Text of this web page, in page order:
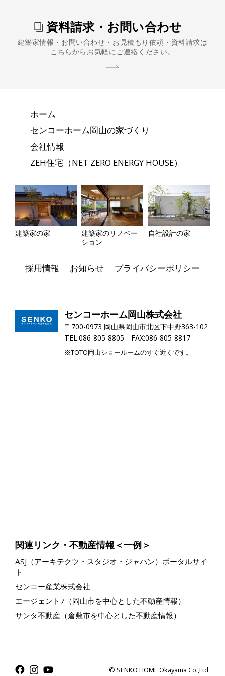
資料請求・お問い合わせ
建築家情報・お問い合わせ・お見積もり依頼・資料請求は
こちらからお気軽にご連絡ください。
ホーム
センコーホーム岡山の家づくり
会社情報
ZEH住宅（NET ZERO ENERGY HOUSE）
建築家の家
建築家のリノベー
ション
自社設計の家
採用情報 お知らせ プライバシーポリシー
センコーホーム岡山株式会社
〒700-0973 岡山県岡山市北区下中野363-102
TEL:086-805-8805 FAX:086-805-8817
※TOTO岡山ショールームのすぐ近くです。
関連リンク・不動産情報＜一例＞
ASJ（アーキテクツ・スタジオ・ジャパン）ポータルサイ
ト
センコー産業株式会社
エージェント7（岡山市を中心とした不動産情報）
サンタ不動産（倉敷市を中心とした不動産情報）
© SENKO HOME Okayama Co.,Ltd.